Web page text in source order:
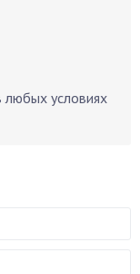
любых условиях